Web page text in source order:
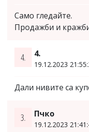
Само гледайте.
Продажби и
4. 4.
19.12.2023
Дали нивите са
3. Пчко
19.12.2023